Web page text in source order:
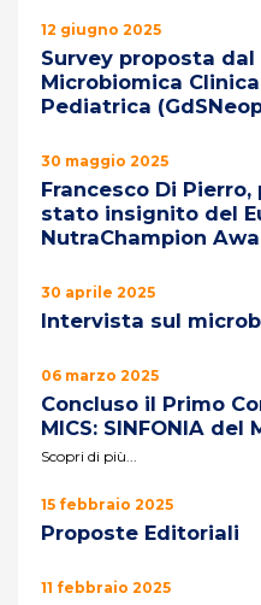
12 giugno 2025
Survey proposta
Microbiomica
Pediatrica
30 maggio 2025
Francesco Di Pierro,
stato insignito del
NutraChampion
30 aprile 2025
Intervista sul
06 marzo 2025
Concluso il Primo
MICS: SINFONIA del
Scopri di più...
15 febbraio 2025
Proposte Editoriali
11 febbraio 2025